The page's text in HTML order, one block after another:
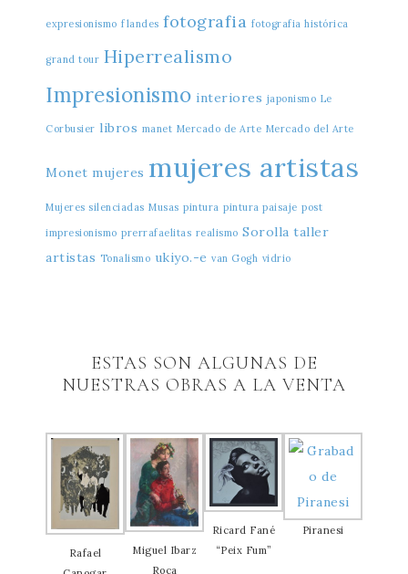
expresionismo flandes fotografia fotografia histórica
grand tour Hiperrealismo
Impresionismo interiores japonismo Le
Corbusier libros manet Mercado de Arte Mercado del Arte
Monet mujeres mujeres artistas
Mujeres silenciadas Musas pintura pintura paisaje post
impresionismo prerrafaelitas realismo Sorolla taller
artistas Tonalismo ukiyo.-e van Gogh vidrio
ESTAS SON ALGUNAS DE
NUESTRAS OBRAS A LA VENTA
Rafael
Miguel Ibarz
Roca
Ricard Fané
“Peix Fum”
Piranesi